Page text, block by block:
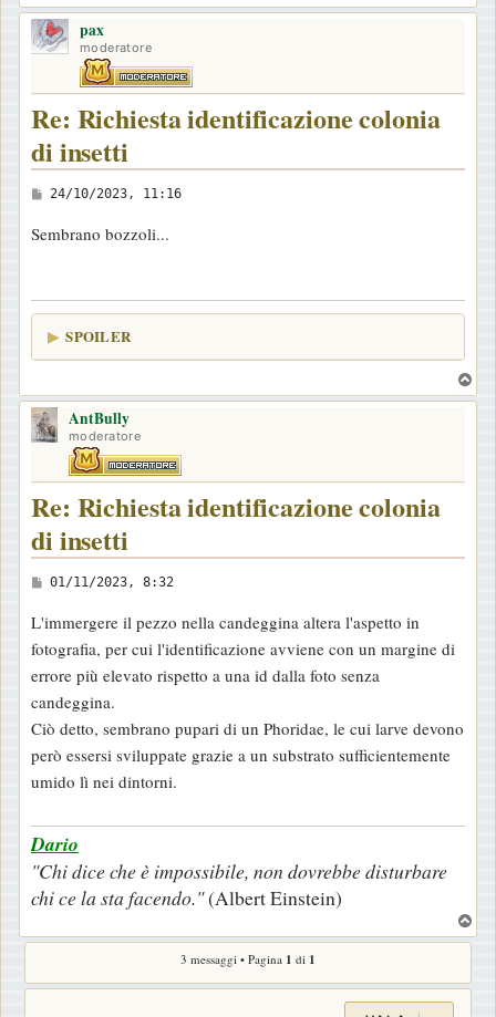
o
pax
moderatore
Re: Richiesta identificazione colonia
di insetti
M
s
a
g
o
24/10/2023, 11:16
Sembrano bozzoli...
SPOILER
o
AntBully
moderatore
Re: Richiesta identificazione colonia
di insetti
M
s
s
a
g
g
i
o
01/11/2023, 8:32
L'immergere il pezzo nella candeggina altera l'aspetto in
fotografia, per cui l'identificazione avviene con un margine di
errore più elevato rispetto a una id dalla foto senza
candeggina.
Ciò detto, sembrano pupari di un Phoridae, le cui larve devono
però essersi sviluppate grazie a un substrato sufficientemente
umido lì nei dintorni.
Dario
"Chi dice che è impossibile, non dovrebbe disturbare
chi ce la sta facendo."(Albert Einstein)
o
3 messaggi • Pagina 1 di 1